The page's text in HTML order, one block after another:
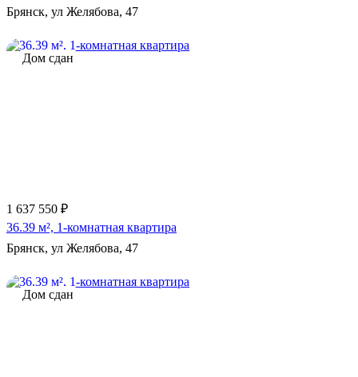
Брянск, ул Желябова, 47
Дом сдан
1 637 550 ₽
36.39 м², 1-комнатная квартира
Брянск, ул Желябова, 47
Дом сдан